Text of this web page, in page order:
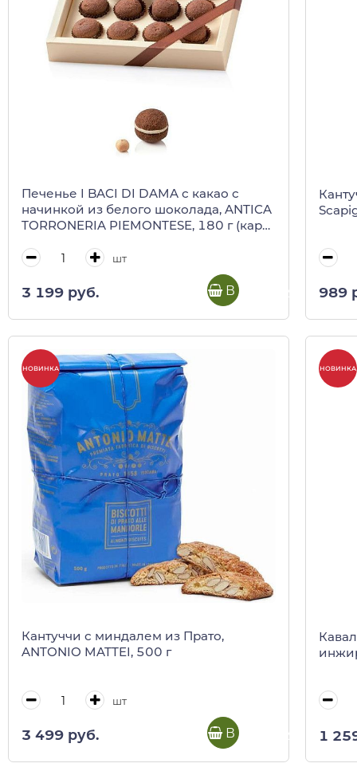
Печенье I BACI DI DAMA с какао с
начинкой из белого шоколада, ANTICA
TORRONERIA PIEMONTESE, 180 г (карт/
шт
3 199 руб. В корзину 989
НОВИНКА
Кантуччи с миндалем из Прато,
ANTONIO MATTEI, 500 г
шт
3 499 руб. В корзину
НОВИНКА
1